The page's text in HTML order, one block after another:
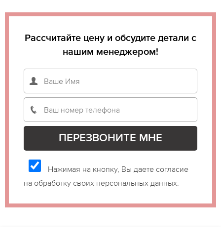
Рассчитайте цену и обсудите детали с
нашим менеджером!
Нажимая на кнопку, Вы даете согласие
на обработку своих персональных данных.